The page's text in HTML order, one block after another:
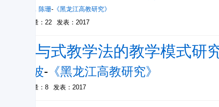
， 陈珊- 《黑龙江高教研究》
被引量：22
发表：2017
参与式教学法的教学模式研
姜波- 《黑龙江高教研究》
被引量：8 发表：2017